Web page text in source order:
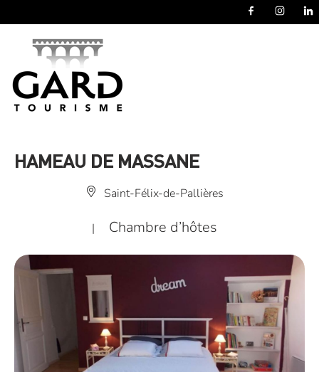
HAMEAU DE MASSANE
Saint-Félix-de-Pallières
| Chambre d’hôtes